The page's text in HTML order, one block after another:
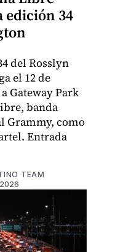
edición 34
del Rosslyn
el 12 de
Gateway Park
banda
Grammy, como
Entrada
TEAM